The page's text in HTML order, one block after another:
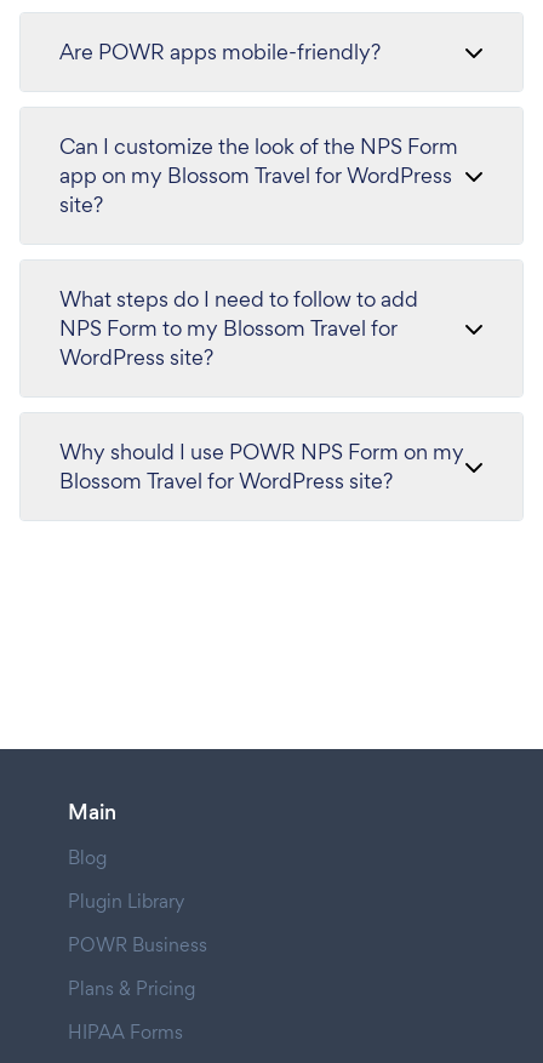
Are POWR apps mobile-friendly?
Can I customize the look of the NPS Form
app on my Blossom Travel for WordPress
site?
What steps do I need to follow to add
NPS Form to my Blossom Travel for
WordPress site?
Why should I use POWR NPS Form on my
Blossom Travel for WordPress site?
Main
Blog
Plugin Library
POWR Business
Plans & Pricing
HIPAA Forms